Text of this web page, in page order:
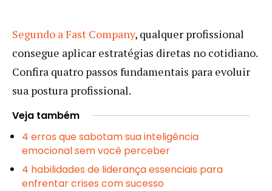
Segundo a Fast Company, qualquer profissional
consegue aplicar estratégias diretas no cotidiano.
Confira quatro passos fundamentais para evoluir
sua postura profissional.
Veja também
4 erros que sabotam sua inteligência
emocional sem você perceber
4 habilidades de liderança essenciais para
enfrentar crises com sucesso